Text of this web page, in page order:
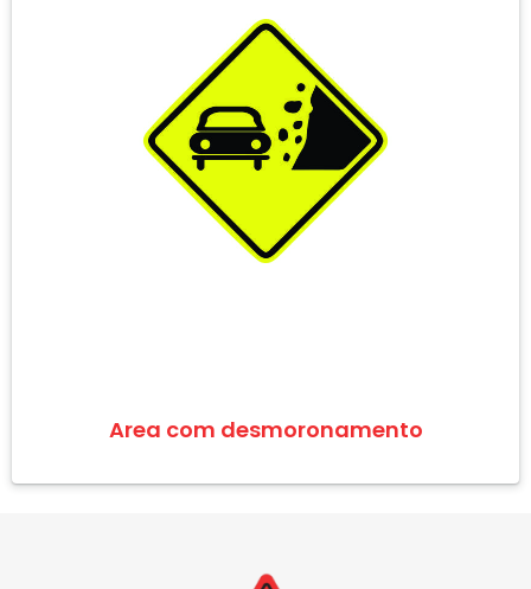
Area com desmoronamento